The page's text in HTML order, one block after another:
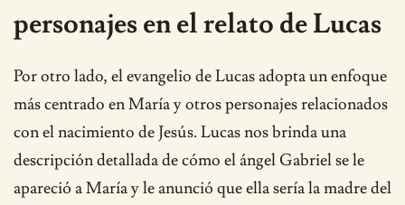
personajes en el relato de Lucas
Por otro lado, el evangelio de Lucas adopta un enfoque
más centrado en María y otros personajes relacionados
con el nacimiento de Jesús. Lucas nos brinda una
descripción detallada de cómo el ángel Gabriel se le
apareció a María y le anunció que ella sería la madre del